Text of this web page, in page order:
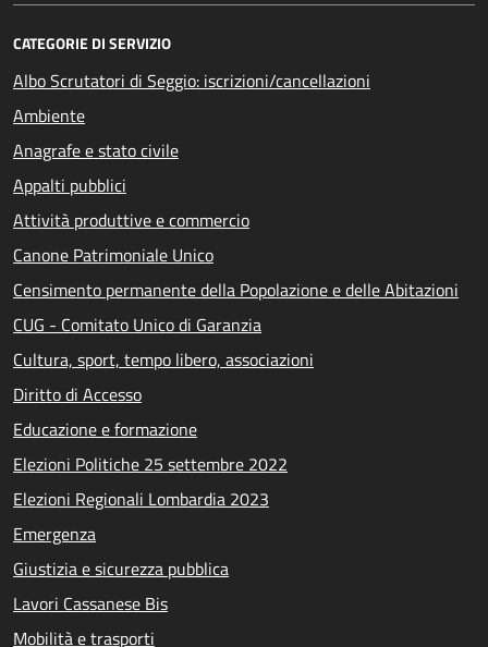
CATEGORIE DI SERVIZIO
Albo Scrutatori di Seggio: iscrizioni/cancellazioni
Ambiente
Anagrafe e stato civile
Appalti pubblici
Attività produttive e commercio
Canone Patrimoniale Unico
Censimento permanente della Popolazione e delle Abitazioni
CUG - Comitato Unico di Garanzia
Cultura, sport, tempo libero, associazioni
Diritto di Accesso
Educazione e formazione
Elezioni Politiche 25 settembre 2022
Elezioni Regionali Lombardia 2023
Emergenza
Giustizia e sicurezza pubblica
Lavori Cassanese Bis
Mobilità e trasporti